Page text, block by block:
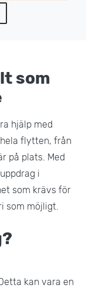
som
hjälp med
flytten, från
på plats. Med
i
som krävs för
som möjligt.
kan vara en